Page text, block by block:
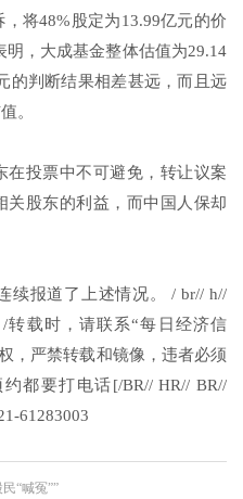
将48%股定为13.99亿元的价
，大成基金整体估值为29.14
的判断结果相差甚远，而且远
。
在投票中不可避免，转让议案
股东的利益，而中国人保却
续报道了上述情况。 / br// h//
/转载时，请联系“每日经济信
，严禁转载和镜像，违者必须
都要打电话[/BR// HR// BR//
61283003
“喊冤””